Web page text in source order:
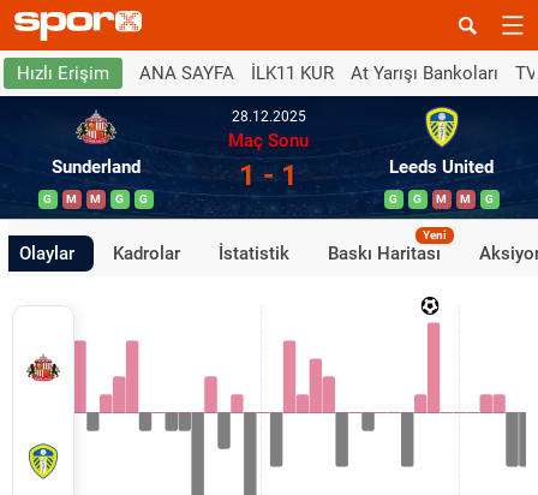
Hızlı Erişim ANA SAYFA İLK11 KUR At Yarışı Bankoları
Sunderland
G M M G G
28.12.2025
Maç Sonu
1 - 1 Leeds United
G G M M G
Olaylar Kadrolar İstatistik Baskı Haritası
Yeni